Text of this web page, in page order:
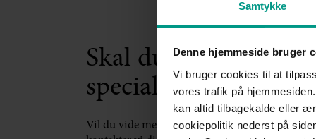
Samtykke
Denne hjemmeside bruger
Vi bruger cookies til at
vores trafik på
kan altid tilbagekalde eller
cookiepolitik nederst på
Skal du bruge en
speciale i skattesager?
Vil du vide mere, eller har du brug for hjælp, så